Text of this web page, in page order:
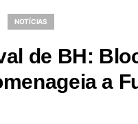
NOTÍCIAS
de BH:
a